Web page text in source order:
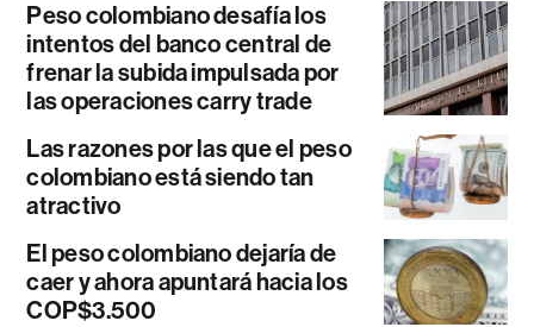
Peso colombiano desafía los
intentos del banco central de
frenar la subida impulsada por
las operaciones carry trade
Las razones por las que el peso
colombiano está siendo tan
atractivo
El peso colombiano dejaría de
caer y ahora apuntará hacia los
COP$3.500